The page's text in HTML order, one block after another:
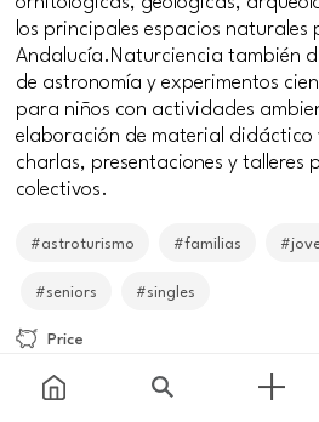
los principales espacios naturales
Andalucía.Naturciencia también
de astronomía y experimentos
para niños con actividades
elaboración de material didáctico
charlas, presentaciones y talleres
colectivos.
#astroturismo #familias
#seniors #singles
Price
Free